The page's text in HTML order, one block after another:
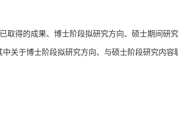
取得的成果、博士阶段拟研究方向、硕士期间研
关于博士阶段拟研究方向、与硕士阶段研究内容